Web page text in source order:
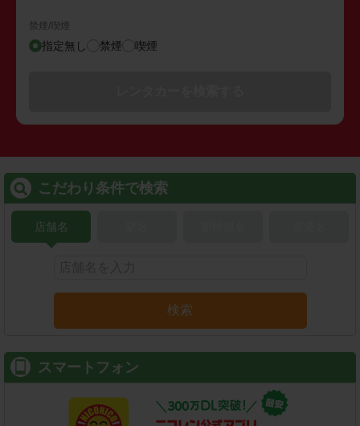
禁煙/喫煙
指定無し 禁煙 喫煙
こだわり条件で検索
店舗名
検索
スマートフォン